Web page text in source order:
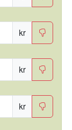
kr
kr
kr